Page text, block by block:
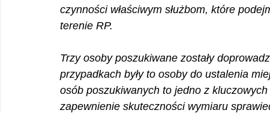
czynności właściwym służbom, które
terenie RP.
Trzy osoby poszukiwane zostały
przypadkach były to osoby do ustalenia
osób poszukiwanych to jedno z
zapewnienie skuteczności wymiaru